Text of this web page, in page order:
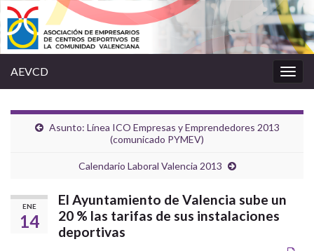
la
AEVCD
Asunto: Línea ICO Empresas y Emprendedores 2013
(comunicado PYMEV)
Calendario Laboral Valencia 2013
ENE
14
El Ayuntamiento de Valencia sube un
20 % las tarifas de sus instalaciones
deportivas